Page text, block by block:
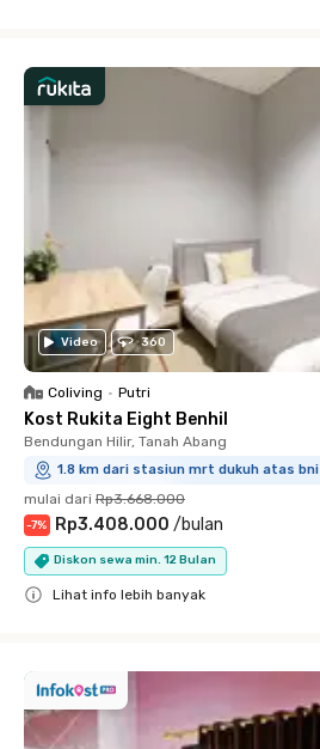
Video 360
Coliving • Putri
Kost Rukita Eight Benhil
Bendungan Hilir, Tanah Abang
1.8 km dari stasiun mrt dukuh atas bni
mulai dari Rp3.668.000
-7% Rp3.408.000 /bulan
Diskon sewa min. 12 Bulan
Lihat info lebih banyak